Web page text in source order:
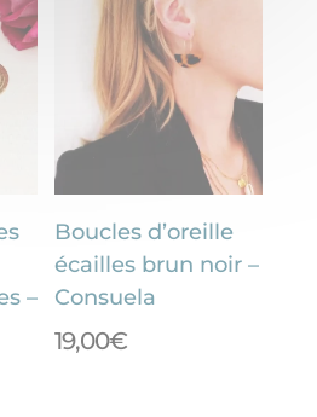
–
Boucles d’oreille
écailles brun noir –
Consuela
19,00€